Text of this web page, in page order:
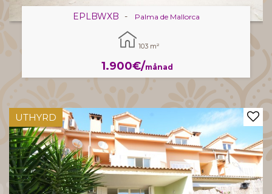
EPLBWXB - Palma de Mallorca
103 m²
1.900€/månad
UTHYRD